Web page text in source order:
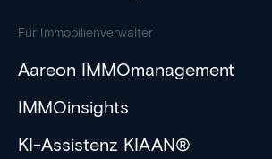
Für Immobilienverwalter
Aareon IMMOmanagement
IMMOinsights
KI-Assistenz KIAAN®